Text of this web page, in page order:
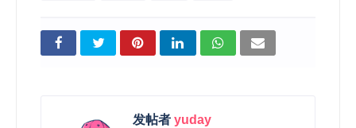
发帖者 yuday